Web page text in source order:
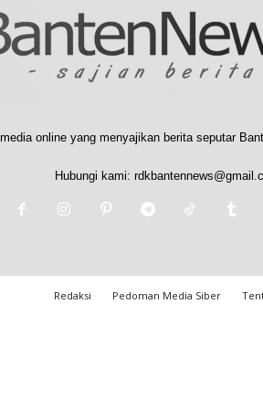
online yang menyajikan berita seputar
Hubungi kami:
Redaksi Pedoman Media Siber